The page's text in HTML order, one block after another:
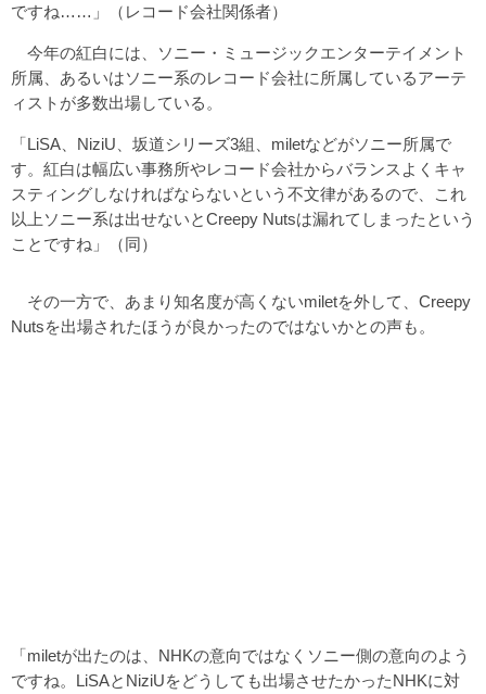
ですね……」（レコード会社関係者）
今年の紅白には、ソニー・ミュージックエンターテイメント
所属、あるいはソニー系のレコード会社に所属しているアーテ
ィストが多数出場している。
「LiSA、NiziU、坂道シリーズ3組、miletなどがソニー所属で
す。紅白は幅広い事務所やレコード会社からバランスよくキャ
スティングしなければならないという不文律があるので、これ
以上ソニー系は出せないとCreepy Nutsは漏れてしまったという
ことですね」（同）
その一方で、あまり知名度が高くないmiletを外して、Creepy
Nutsを出場されたほうが良かったのではないかとの声も。
「miletが出たのは、NHKの意向ではなくソニー側の意向のよう
ですね。LiSAとNiziUをどうしても出場させたかったNHKに対